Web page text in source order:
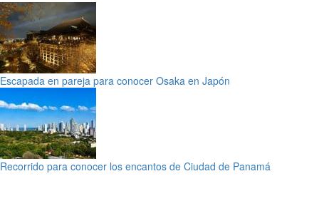
Escapada en pareja para conocer Osaka en Japón
Recorrido para conocer los encantos de Ciudad de Panamá